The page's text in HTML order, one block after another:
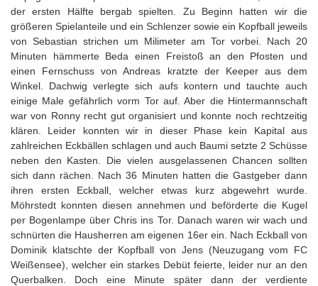
der ersten Hälfte bergab spielten. Zu Beginn hatten wir die
größeren Spielanteile und ein Schlenzer sowie ein Kopfball jeweils
von Sebastian strichen um Milimeter am Tor vorbei. Nach 20
Minuten hämmerte Beda einen Freistoß an den Pfosten und
einen Fernschuss von Andreas kratzte der Keeper aus dem
Winkel. Dachwig verlegte sich aufs kontern und tauchte auch
einige Male gefährlich vorm Tor auf. Aber die Hintermannschaft
war von Ronny recht gut organisiert und konnte noch rechtzeitig
klären. Leider konnten wir in dieser Phase kein Kapital aus
zahlreichen Eckbällen schlagen und auch Baumi setzte 2 Schüsse
neben den Kasten. Die vielen ausgelassenen Chancen sollten
sich dann rächen. Nach 36 Minuten hatten die Gastgeber dann
ihren ersten Eckball, welcher etwas kurz abgewehrt wurde.
Möhrstedt konnten diesen annehmen und beförderte die Kugel
per Bogenlampe über Chris ins Tor. Danach waren wir wach und
schnürten die Hausherren am eigenen 16er ein. Nach Eckball von
Dominik klatschte der Kopfball von Jens (Neuzugang vom FC
Weißensee), welcher ein starkes Debüt feierte, leider nur an den
Querbalken. Doch eine Minute später dann der verdiente